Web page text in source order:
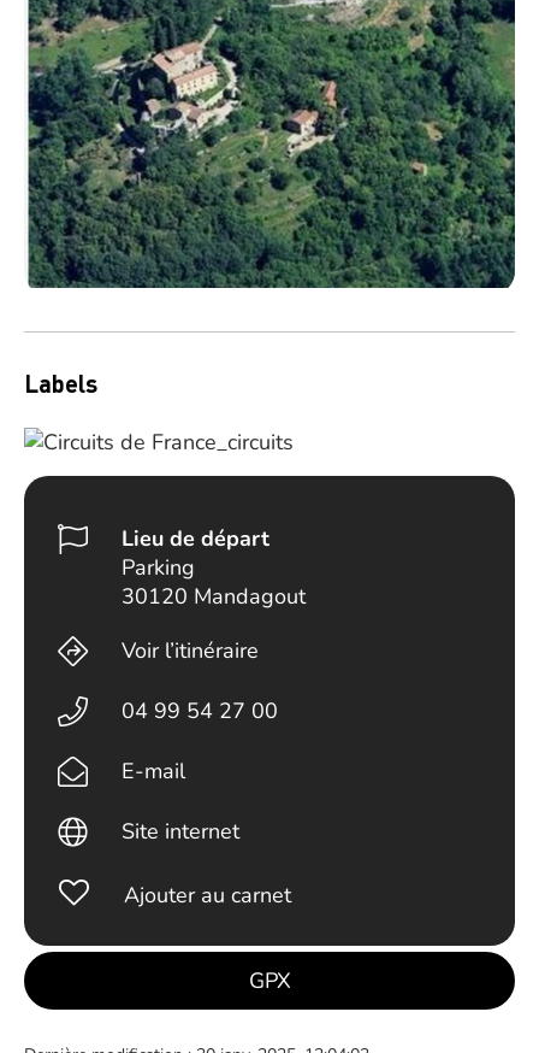
Labels
Lieu de départ
Parking
30120 Mandagout
Voir l’itinéraire
04 99 54 27 00
E-mail
Site internet
Ajouter au carnet
GPX